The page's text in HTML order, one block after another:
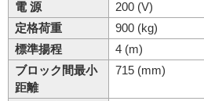
電 源
200 (V)
定格荷重
900 (kg)
標準揚程
4 (m)
ブロック間最小
距離
715 (mm)